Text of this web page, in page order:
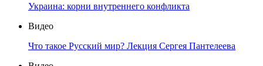
Украина: корни внутреннего конфликта
Видео
Что такое Русский мир? Лекция Сергея Пантелеева